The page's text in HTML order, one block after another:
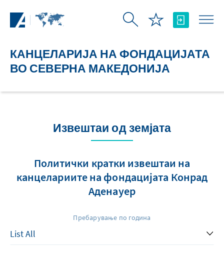
КАНЦЕЛАРИЈА НА ФОНДАЦИЈАТА
ВО СЕВЕРНА МАКЕДОНИЈА
Извештаи од земјата
Политички кратки извештаи на
канцелариите на фондацијата Конрад
Аденауер
Пребарување по година